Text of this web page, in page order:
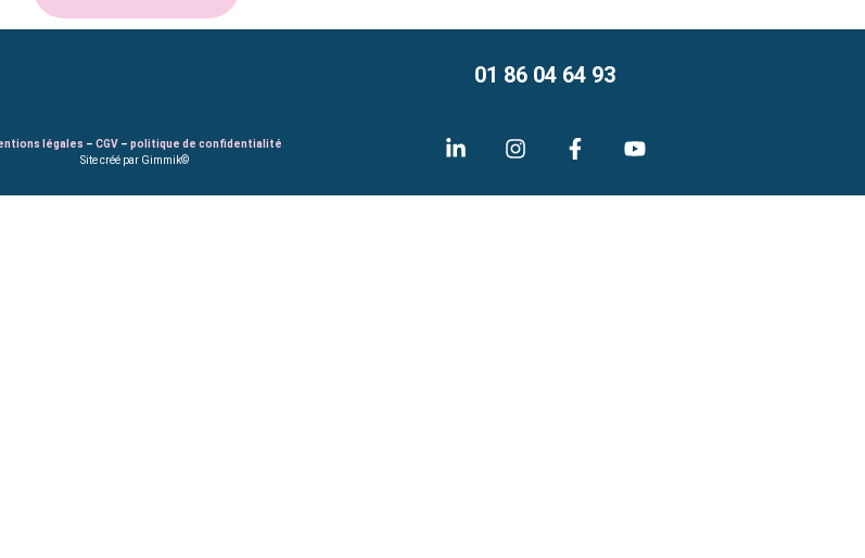
légales – CGV– politique de confidentialité
Site créé par Gimmik©
01 86 04 64 93